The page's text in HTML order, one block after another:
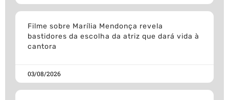
Filme sobre Marília Mendonça revela
bastidores da escolha da atriz que dará vida à
cantora
03/08/2026